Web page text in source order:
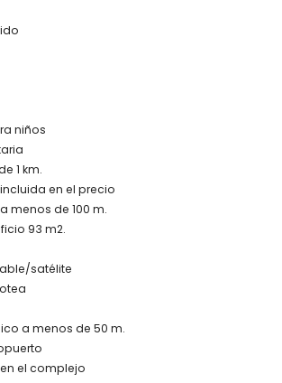
24 horas
comunitarios
privados con cargo adicional
la piscina
niños (bajo demanda)
de ocio para sus vacaciones
Costa Blanca
500 metros de la casa)
(dentro de 1000 metros de la casa)
(dentro de 10 kilómetros de la casa)
(dentro de 5 kilómetros del
niños
1 km.
en el precio
menos de 100 m.
93 m2.
satélite
a menos de 50 m.
el complejo